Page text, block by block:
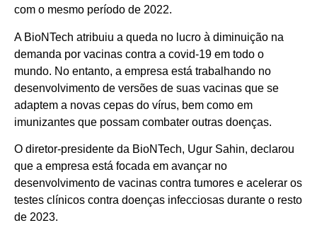
com o mesmo período de 2022.
A BioNTech atribuiu a queda no lucro à diminuição na
demanda por vacinas contra a covid-19 em todo o
mundo. No entanto, a empresa está trabalhando no
desenvolvimento de versões de suas vacinas que se
adaptem a novas cepas do vírus, bem como em
imunizantes que possam combater outras doenças.
O diretor-presidente da BioNTech, Ugur Sahin, declarou
que a empresa está focada em avançar no
desenvolvimento de vacinas contra tumores e acelerar os
testes clínicos contra doenças infecciosas durante o resto
de 2023.